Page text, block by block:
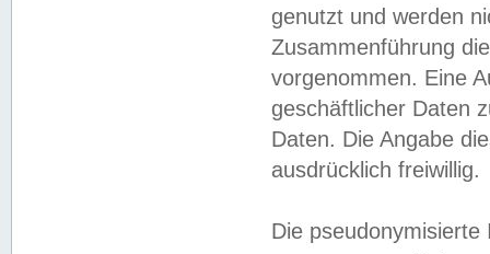
genutzt und werden
Zusammenführung
vorgenommen. Eine
geschäftlicher Daten
Daten. Die Angabe
ausdrücklich freiwillig.
Die